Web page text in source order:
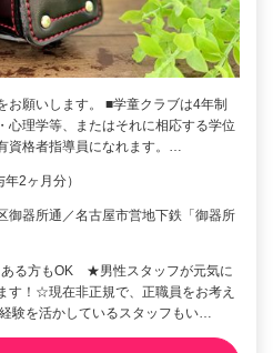
お願いします。 ■学童クラブは4年制
心理学等、またはそれに相応する学位
資格者指導員になれます。…
2ヶ月分）
御器所通／名古屋市営地下鉄「御器所
ある方もOK ★男性スタッフが元気に
す！☆現在非正規で、正職員をお考え
験を活かしているスタッフもい…